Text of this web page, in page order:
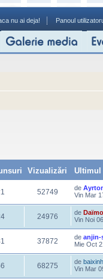
nu ai deja! Panoul
Vizualizări
Ultimul
52749 de
Vin Mar
24976 de
Vin Noi
37872 de anjin-
Mie Oct
68275 de
Vin Mar